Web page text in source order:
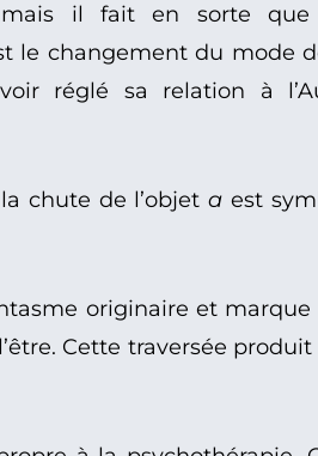
mais il fait en sorte
le changement du mode
réglé sa relation à
chute de l’objet a est
originaire et marque
Cette traversée